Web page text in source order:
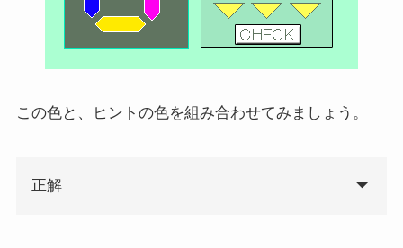
この色と、ヒントの色を組み合わせてみましょう。
正解